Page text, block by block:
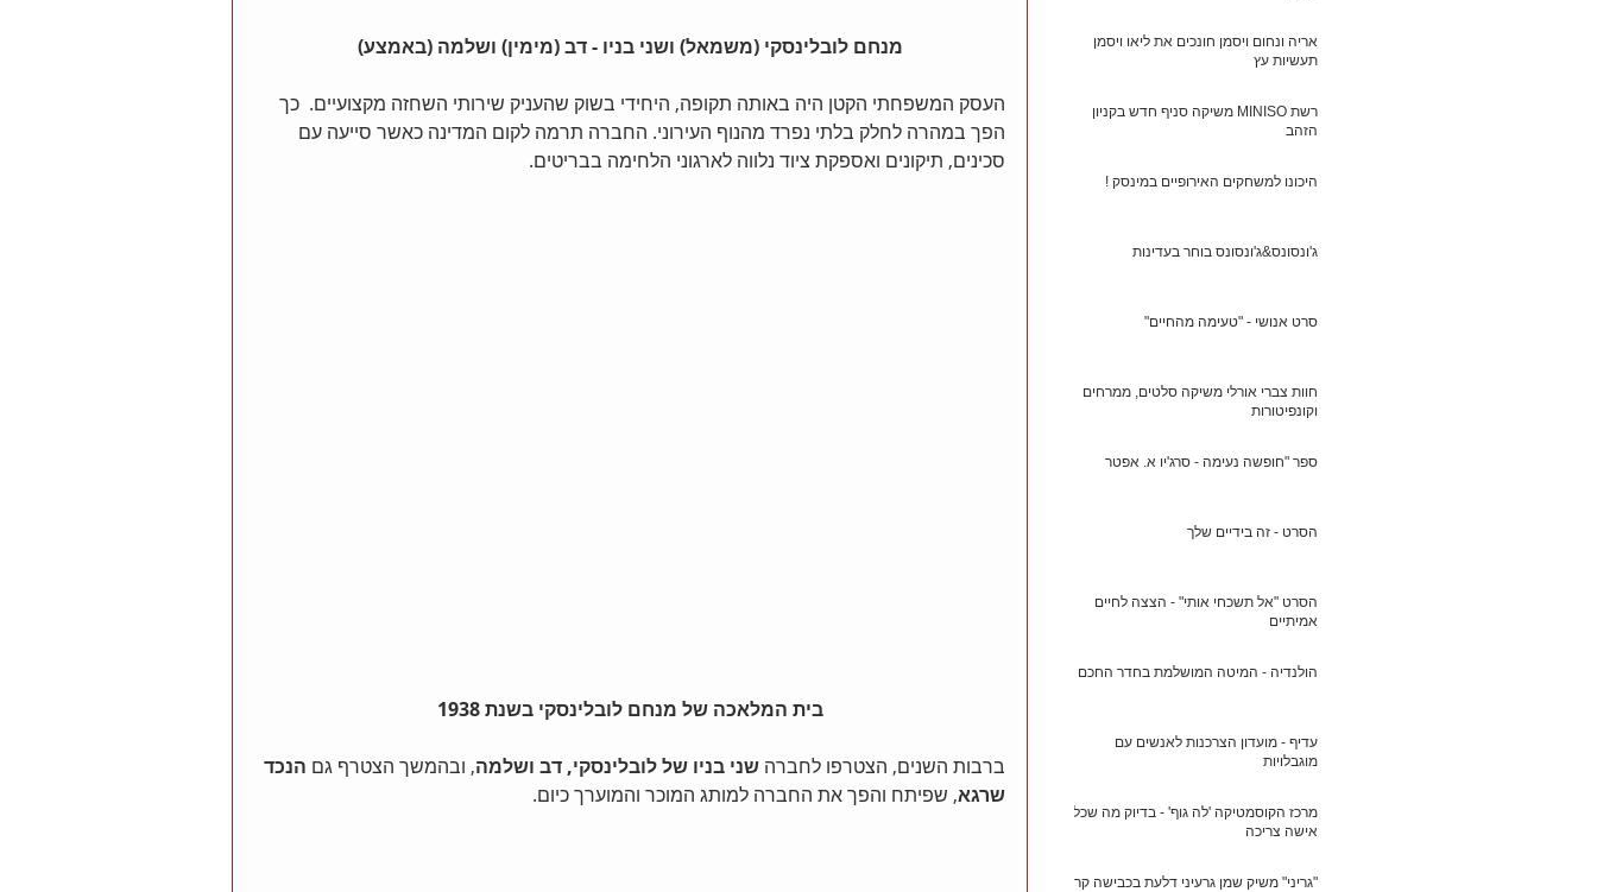
מנחם לובלינסקי (משמאל) ושני בניו - דב (מימין) ושלמה (באמצע)
העסק המשפחתי הקטן היה באותה תקופה, היחידי בשוק שהעניק שירותי השחזה מקצועיים.  כך
הפך במהרה לחלק בלתי נפרד מהנוף העירוני. החברה תרמה לקום המדינה כאשר סייעה עם
סכינים, תיקונים ואספקת ציוד נלווה לארגוני הלחימה בבריטים.
בית המלאכה של מנחם לובלינסקי בשנת 1938
ברבות השנים, הצטרפו לחברה שני בניו של לובלינסקי, דב ושלמה, ובהמשך הצטרף גם הנכד
שרגא, שפיתח והפך את החברה למותג המוכר והמוערך כיום.
אריה ונחום ויסמן חונכים את ליאו ויסמן
תעשיות עץ
רשת MINISO משיקה סניף חדש בקניון
הזהב
היכונו למשחקים האירופיים במינסק !
ג'ונסונס&ג'ונסונס בוחר בעדינות
סרט אנושי - "טעימה מהחיים"
חוות צברי אורלי משיקה סלטים, ממרחים
וקונפיטורות
ספר "חופשה נעימה - סרג'יו א. אפטר
הסרט - זה בידיים שלך
הסרט "אל תשכחי אותי" - הצצה לחיים
אמיתיים
הולנדיה - המיטה המושלמת בחדר החכם
עדיף - מועדון הצרכנות לאנשים עם
מוגבלויות
מרכז הקוסמטיקה 'לה גוף' - בדיוק מה שכל
אישה צריכה
"גריני" משיק שמן גרעיני דלעת בכבישה קרה